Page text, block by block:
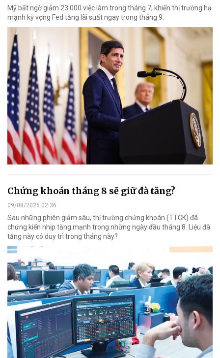
Mỹ bất ngờ giảm 23.000 việc làm trong tháng 7, khiến thị trường hạ
mạnh kỳ vọng Fed tăng lãi suất ngay trong tháng 9.
Chứng khoán tháng 8 sẽ giữ đà tăng?
09/08/2026 02:36
Sau những phiên giảm sâu, thị trường chứng khoán (TTCK) đã
chứng kiến nhịp tăng mạnh trong những ngày đầu tháng 8. Liệu đà
tăng này có duy trì trong tháng này?